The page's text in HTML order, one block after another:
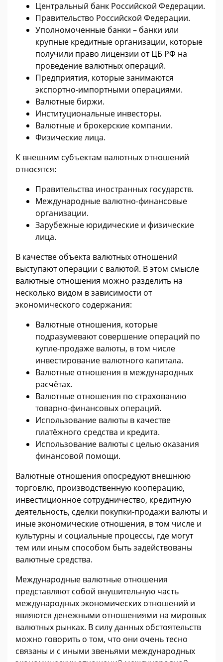
Центральный банк Российской Федерации.
Правительство Российской Федерации.
Уполномоченные банки – банки или
крупные кредитные организации, которые
получили право лицензии от ЦБ РФ на
проведение валютных операций.
Предприятия, которые занимаются
экспортно-импортными операциями.
Валютные биржи.
Институциональные инвесторы.
Валютные и брокерские компании.
Физические лица.
К внешним субъектам валютных отношений
относятся:
Правительства иностранных государств.
Международные валютно-финансовые
организации.
Зарубежные юридические и физические
лица.
В качестве объекта валютных отношений
выступают операции с валютой. В этом смысле
валютные отношения можно разделить на
несколько видом в зависимости от
экономического содержания:
Валютные отношения, которые
подразумевают совершение операций по
купле-продаже валюты, в том числе
инвестирование валютного капитала.
Валютные отношения в международных
расчётах.
Валютные отношения по страхованию
товарно-финансовых операций.
Использование валюты в качестве
платёжного средства и кредита.
Использование валюты с целью оказания
финансовой помощи.
Валютные отношения опосредуют внешнюю
торговлю, производственную кооперацию,
инвестиционное сотрудничество, кредитную
деятельность, сделки покупки-продажи валюты и
иные экономические отношения, в том числе и
культурны и социальные процессы, где могут
тем или иным способом быть задействованы
валютные средства.
Международные валютные отношения
представляют собой внушительную часть
международных экономических отношений и
являются денежными отношениями на мировых
валютных рынках. В силу данных обстоятельств
можно говорить о том, что они очень тесно
связаны и с иными звеньями международных